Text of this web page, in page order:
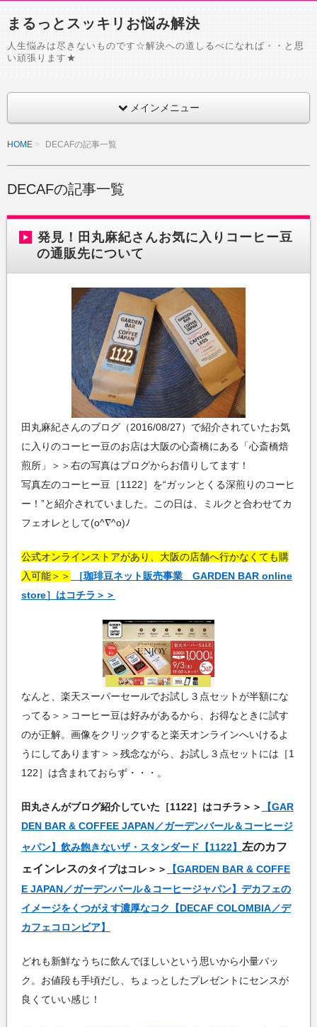
まるっとスッキリお悩み解決
人生悩みは尽きないものです☆解決への道しるべになれば・・と思
い頑張ります★
メインメニュー
HOME DECAFの記事一覧
DECAFの記事一覧
発見！田丸麻紀さんお気に入りコーヒー豆
の通販先について
田丸麻紀さんのブログ（2016/08/27）で紹介されていたお気
に入りのコーヒー豆のお店は大阪の心斎橋にある「心斎橋焙
煎所」＞＞右の写真はブログからお借りしてます！
写真左のコーヒー豆［1122］を“ガッンとくる深煎りのコーヒ
ー！”と紹介されていました。この日は、ミルクと合わせてカ
フェオレとして(o^∇^o)ﾉ
公式オンラインストアがあり、大阪の店舗へ行かなくても購
入可能＞＞
［珈琲豆ネット販売事業 GARDEN BAR online
store］はコチラ＞＞
なんと、楽天スーパーセールでお試し３点セットが半額にな
ってる＞＞コーヒー豆は好みがあるから、お得なときに試す
のが正解。画像をクリックすると楽天オンラインへいけるよ
うにしてあります＞＞残念ながら、お試し３点セットには［1
122］は含まれておらず・・・。
田丸さんがブログ紹介していた［1122］はコチラ＞＞
【GAR
DEN BAR & COFFEE JAPAN／ガーデンバール＆コーヒージ
ャパン】飲み飽きないザ・スタンダード【1122】 左のカフ
ェインレスのタイプはコレ＞＞
【GARDEN BAR & COFFE
E JAPAN／ガーデンバール＆コーヒージャパン】デカフェの
イメージをくつがえす濃厚なコク【DECAF COLOMBIA／デ
カフェコロンビア】
どれも新鮮なうちに飲んでほしいという思いから小量パッ
ク。お値段も手頃だし、ちょっとしたプレゼントにセンスが
良くていい感じ！